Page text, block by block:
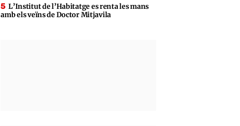
L’Institut de l’Habitatge es renta les mans
amb els veïns de Doctor Mitjavila